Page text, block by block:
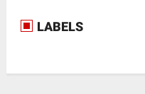
LABELS